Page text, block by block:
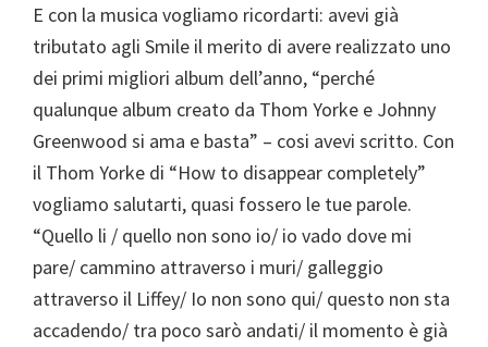
E con la musica vogliamo ricordarti: avevi già
tributato agli Smile il merito di avere realizzato uno
dei primi migliori album dell’anno, “perché
qualunque album creato da Thom Yorke e Johnny
Greenwood si ama e basta” – cosi avevi scritto. Con
il Thom Yorke di “How to disappear completely”
vogliamo salutarti, quasi fossero le tue parole.
“Quello li / quello non sono io/ io vado dove mi
pare/ cammino attraverso i muri/ galleggio
attraverso il Liffey/ Io non sono qui/ questo non sta
accadendo/ tra poco sarò andati/ il momento è già